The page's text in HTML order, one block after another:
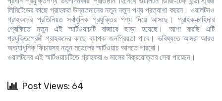
লিমিটেডের কাছে গ্রাহকরা উন্নতমানের নতুন নতুন পণ্য প্রত্যাশা করেন। ওয়ালটনও
গ্রাহকদের প্রতিনিয়ত সর্বাধুনিক প্রযুক্তির পণ্য দিয়ে আসছে। গ্রাহক-চাহিদার
প্রেক্ষিতে নতুন এই স্মার্টওয়াচটি বাজারে ছাড়া হয়েছে। আশা করছি এটি
প্রযুক্তিপ্রেমী গ্রাহকদের কাছে ব্যাপক জনপ্রিয়তা পাবে। ভবিষ্যতে আমরা আরও
অত্যাধুনিক ফিচারসহ নতুন মডেলের স্মার্টওয়াচ আনতে পারবো।
ওয়ালটনের এই স্মার্টওয়াচটিতে গ্রাহকরা ৬ মাসের বিক্রয়োত্তর সেবা পাচ্ছেন।
Post Views: 64